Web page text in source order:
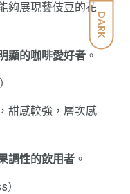
DARK
夠展現藝伎豆的花
顯的咖啡愛好者。
甜感較強，層次感
調性的飲用者。